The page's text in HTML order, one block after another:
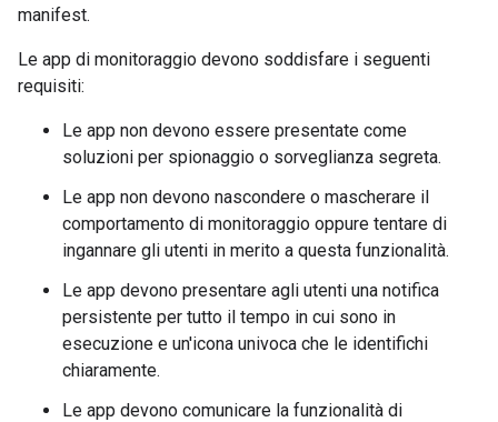
manifest.
Le app di monitoraggio devono soddisfare i seguenti
requisiti:
Le app non devono essere presentate come
soluzioni per spionaggio o sorveglianza segreta.
Le app non devono nascondere o mascherare il
comportamento di monitoraggio oppure tentare di
ingannare gli utenti in merito a questa funzionalità.
Le app devono presentare agli utenti una notifica
persistente per tutto il tempo in cui sono in
esecuzione e un'icona univoca che le identifichi
chiaramente.
Le app devono comunicare la funzionalità di